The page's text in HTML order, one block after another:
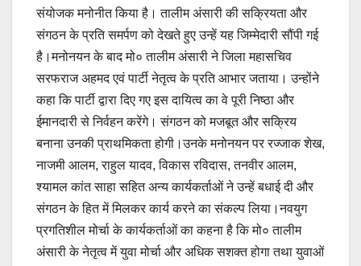
संयोजक मनोनीत किया है। तालीम अंसारी की सक्रियता और
संगठन के प्रति समर्पण को देखते हुए उन्हें यह जिम्मेदारी सौंपी गई
है।मनोनयन के बाद मो० तालीम अंसारी ने जिला महासचिव
सरफराज अहमद एवं पार्टी नेतृत्व के प्रति आभार जताया। उन्होंने
कहा कि पार्टी द्वारा दिए गए इस दायित्व का वे पूरी निष्ठा और
ईमानदारी से निर्वहन करेंगे। संगठन को मजबूत और सक्रिय
बनाना उनकी प्राथमिकता होगी।उनके मनोनयन पर रज्जाक शेख,
नाजमी आलम, राहुल यादव, विकास रविदास, तनवीर आलम,
श्यामल कांत साहा सहित अन्य कार्यकर्ताओं ने उन्हें बधाई दी और
संगठन के हित में मिलकर कार्य करने का संकल्प लिया।नवयुग
प्रगतिशील मोर्चा के कार्यकर्ताओं का कहना है कि मो० तालीम
अंसारी के नेतृत्व में युवा मोर्चा और अधिक सशक्त होगा तथा युवाओं